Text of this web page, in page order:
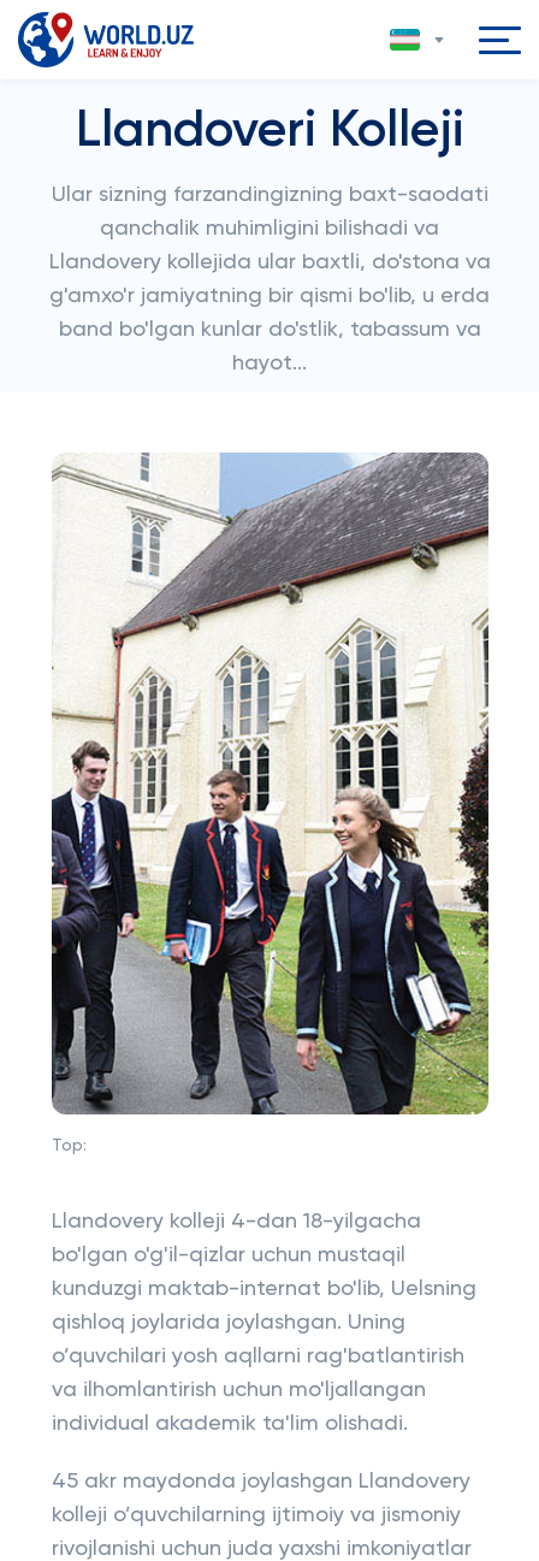
Llandoveri Kolleji
Ular sizning farzandingizning baxt-saodati
qanchalik muhimligini bilishadi va
Llandovery kollejida ular baxtli, do'stona va
g'amxo'r jamiyatning bir qismi bo'lib, u erda
band bo'lgan kunlar do'stlik, tabassum va
hayot...
Top:
Llandovery kolleji 4-dan 18-yilgacha
bo'lgan o'g'il-qizlar uchun mustaqil
kunduzgi maktab-internat bo'lib, Uelsning
qishloq joylarida joylashgan. Uning
o’quvchilari yosh aqllarni rag'batlantirish
va ilhomlantirish uchun mo'ljallangan
individual akademik ta'lim olishadi.
45 akr maydonda joylashgan Llandovery
kolleji o’quvchilarning ijtimoiy va jismoniy
rivojlanishi uchun juda yaxshi imkoniyatlar